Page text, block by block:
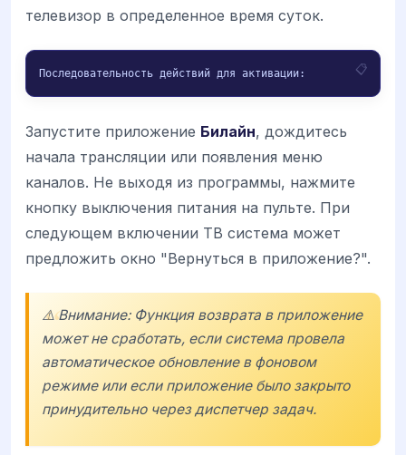
телевизор в определенное время суток.
Последовательность действий для активации:
Запустите приложение Билайн, дождитесь
начала трансляции или появления меню
каналов. Не выходя из программы, нажмите
кнопку выключения питания на пульте. При
следующем включении ТВ система может
предложить окно "Вернуться в приложение?".
⚠️ Внимание: Функция возврата в приложение
может не сработать, если система провела
автоматическое обновление в фоновом
режиме или если приложение было закрыто
принудительно через диспетчер задач.